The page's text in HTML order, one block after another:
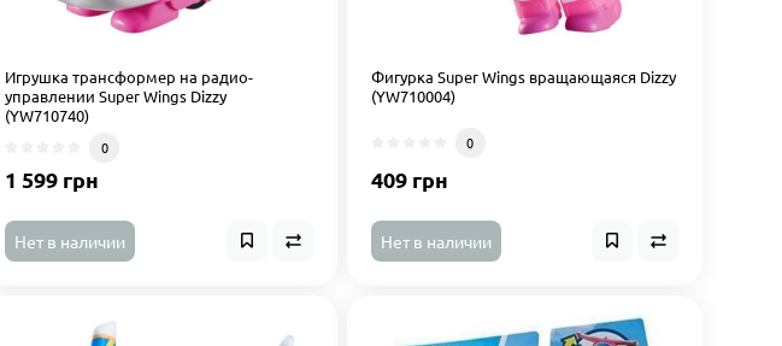
Игрушка трансформер на радио-
управлении Super Wings Dizzy
(YW710740)
0
1 599 грн
Нет в наличии
Фигурка Super Wings вращающаяся Dizzy
(YW710004)
0
409 грн
Нет в наличии